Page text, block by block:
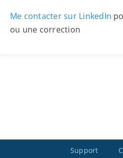
Me contacter sur LinkedIn
ou une correction
Support